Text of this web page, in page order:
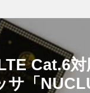
Cat.6
サ「